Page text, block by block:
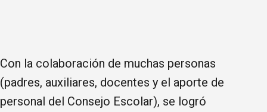
​Con la colaboración de muchas personas
(padres, auxiliares, docentes y el aporte de
personal del Consejo Escolar), se logró